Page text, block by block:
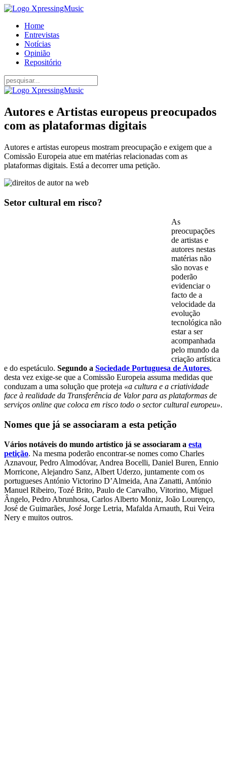
Home
Entrevistas
Notícias
Opinião
Repositório
Autores e Artistas europeus preocupados
com as plataformas digitais
Autores e artistas europeus mostram preocupação e exigem que a
Comissão Europeia atue em matérias relacionadas com as
plataformas digitais. Está a decorrer uma petição.
Setor cultural em risco?
As
preocupações
de artistas e
autores nestas
matérias não
são novas e
poderão
evidenciar o
facto de a
velocidade da
evolução
tecnológica não
estar a ser
acompanhada
pelo mundo da
criação artística
e do espetáculo. Segundo a Sociedade Portuguesa de Autores,
desta vez exige-se que a Comissão Europeia assuma medidas que
conduzam a uma solução que proteja «a cultura e a criatividade
face à realidade da Transferência de Valor para as plataformas de
serviços online que coloca em risco todo o sector cultural europeu».
Nomes que já se associaram a esta petição
Vários notáveis do mundo artístico já se associaram a esta
petição. Na mesma poderão encontrar-se nomes como Charles
Aznavour, Pedro Almodóvar, Andrea Bocelli, Daniel Buren, Ennio
Morricone, Alejandro Sanz, Albert Uderzo, juntamente com os
portugueses António Victorino D’Almeida, Ana Zanatti, António
Manuel Ribeiro, Tozé Brito, Paulo de Carvalho, Vitorino, Miguel
Ângelo, Pedro Abrunhosa, Carlos Alberto Moniz, João Lourenço,
José de Guimarães, José Jorge Letria, Mafalda Arnauth, Rui Veira
Nery e muitos outros.